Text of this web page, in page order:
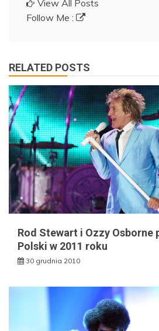
View All Posts
Follow Me :
RELATED POSTS
Rod Stewart i Ozzy Osborne
Polski w 2011 roku
30 grudnia 2010